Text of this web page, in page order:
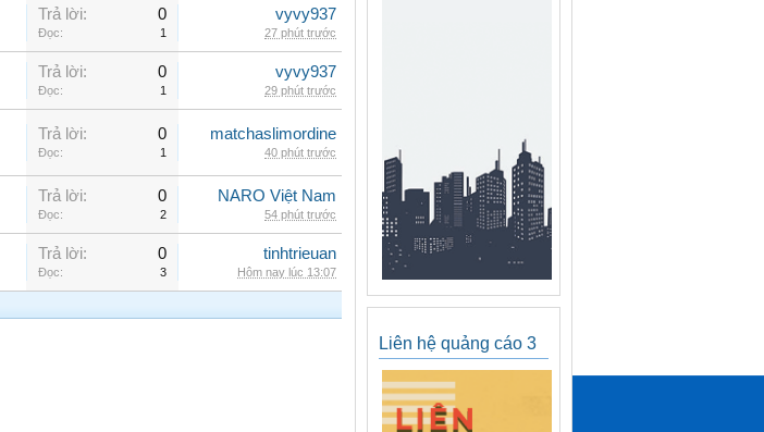
Trả lời: 0
Đọc: 1
vyvy937
27 phút trước
Trả lời: 0
Đọc: 1
vyvy937
29 phút trước
Trả lời: 0
Đọc: 1
matchaslimordine
40 phút trước
Trả lời: 0
Đọc: 2
NARO Việt Nam
54 phút trước
Trả lời: 0
Đọc: 3
tinhtrieuan
Hôm nay lúc 13:07
Liên hệ quảng cáo 3